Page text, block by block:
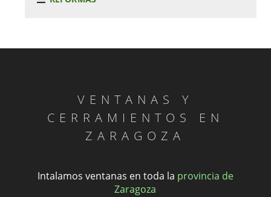
VENTANAS Y
CERRAMIENTOS EN
ZARAGOZA
Intalamos ventanas en toda la provincia de
Zaragoza